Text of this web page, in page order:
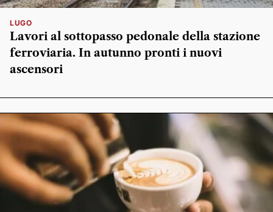
LUGO
Lavori al sottopasso pedonale della stazione
ferroviaria. In autunno pronti i nuovi
ascensori